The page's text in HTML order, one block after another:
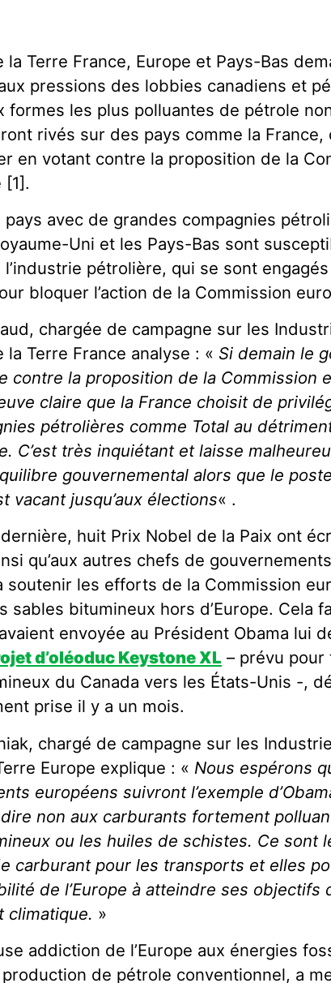
la Terre France, Europe et Pays-Bas
pressions des lobbies canadiens et
formes les plus polluantes de pétrole
rivés sur des pays comme la
en votant contre la proposition de la
[1].
pays avec de grandes compagnies
Uni et les Pays-Bas sont
l’industrie pétrolière, qui se sont
bloquer l’action de la Commission
chargée de campagne sur les
la Terre France analyse : « Si demain le
contre la proposition de la Commission
claire que la France choisit de
pétrolières comme Total au
C’est très inquiétant et laisse
gouvernemental alors que le
vacant jusqu’aux élections« .
huit Prix Nobel de la Paix ont
qu’aux autres chefs de
soutenir les efforts de la Commission
sables bitumineux hors d’Europe. Cela
envoyée au Président Obama lui
d’oléoduc Keystone XL – prévu
du Canada vers les États-Unis -,
prise il y a un mois.
chargé de campagne sur les
Europe explique : « Nous espérons
européens suivront l’exemple
non aux carburants fortement
ou les huiles de schistes. Ce sont
carburant pour les transports et elles
de l’Europe à atteindre ses
climatique. »
addiction de l’Europe aux énergies
de pétrole conventionnel, a